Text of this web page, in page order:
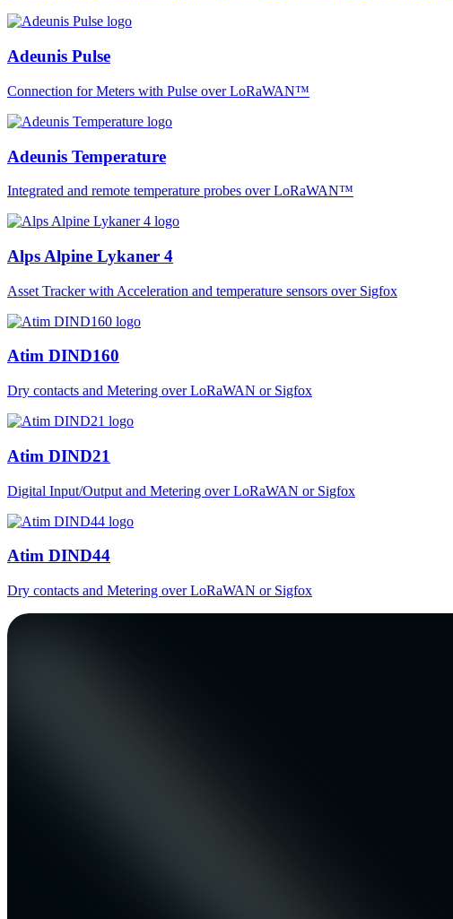
Adeunis Pulse
Connection for Meters with Pulse over LoRaWAN™
Adeunis Temperature
Integrated and remote temperature probes over LoRaWAN™
Alps Alpine Lykaner 4
Asset Tracker with Acceleration and temperature sensors over Sigfox
Atim DIND160
Dry contacts and Metering over LoRaWAN or Sigfox
Atim DIND21
Digital Input/Output and Metering over LoRaWAN or Sigfox
Atim DIND44
Dry contacts and Metering over LoRaWAN or Sigfox